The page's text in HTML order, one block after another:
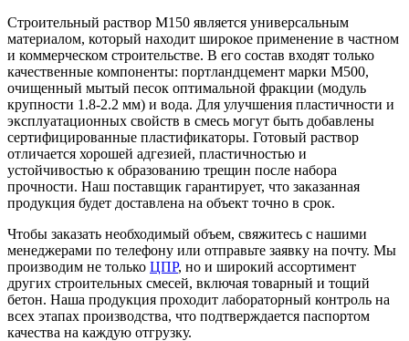
Строительный раствор М150 является универсальным
материалом, который находит широкое применение в частном
и коммерческом строительстве. В его состав входят только
качественные компоненты: портландцемент марки М500,
очищенный мытый песок оптимальной фракции (модуль
крупности 1.8-2.2 мм) и вода. Для улучшения пластичности и
эксплуатационных свойств в смесь могут быть добавлены
сертифицированные пластификаторы. Готовый раствор
отличается хорошей адгезией, пластичностью и
устойчивостью к образованию трещин после набора
прочности. Наш поставщик гарантирует, что заказанная
продукция будет доставлена на объект точно в срок.
Чтобы заказать необходимый объем, свяжитесь с нашими
менеджерами по телефону или отправьте заявку на почту. Мы
производим не только ЦПР, но и широкий ассортимент
других строительных смесей, включая товарный и тощий
бетон. Наша продукция проходит лабораторный контроль на
всех этапах производства, что подтверждается паспортом
качества на каждую отгрузку.